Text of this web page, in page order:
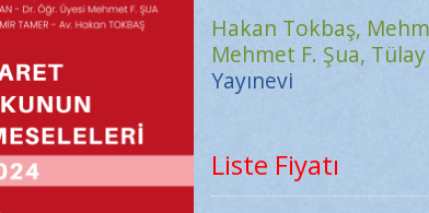
Hakan Tokbaş,
Mehmet F. Şua,
Yayınevi
Liste Fiyatı